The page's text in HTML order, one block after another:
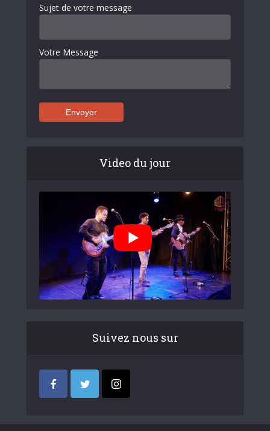
Sujet de votre message
Votre Message
Video du jour
Suivez nous sur